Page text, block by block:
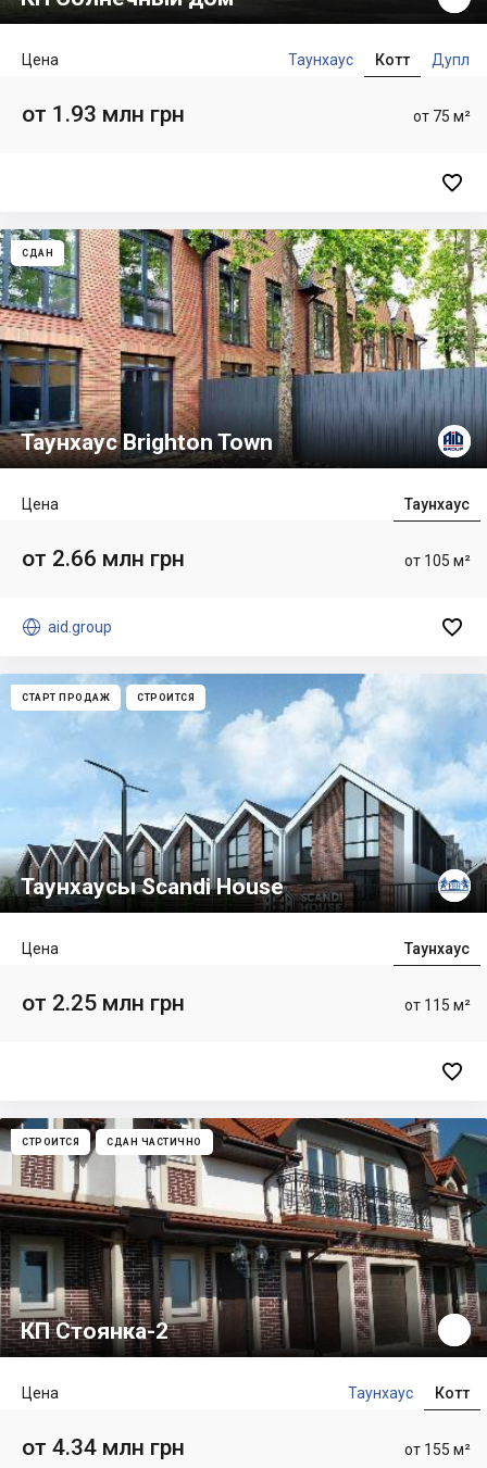
Таунхаус Котт Дупл
Цена
от 75 м²
от 1.93 млн грн

СДАН
Таунхаус Brighton Town
Таунхаус
Цена
от 105 м²
от 2.66 млн грн
 aid.group 
СТАРТ ПРОДАЖ СТРОИТСЯ
Таунхаусы Scandi House
Таунхаус
Цена
от 115 м²
от 2.25 млн грн

СТРОИТСЯ СДАН ЧАСТИЧНО
КП Стоянка-2
Таунхаус Котт
Цена
от 155 м²
от 4.34 млн грн